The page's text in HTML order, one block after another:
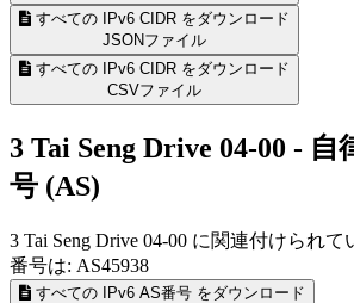
すべての IPv6 CIDR をダウンロード
JSONファイル
すべての IPv6 CIDR をダウンロード
CSVファイル
3 Tai Seng Drive 04-00 -
号 (AS)
3 Tai Seng Drive 04-00 に関連付けられて
番号は: AS45938
すべての IPv6 AS番号 をダウンロード